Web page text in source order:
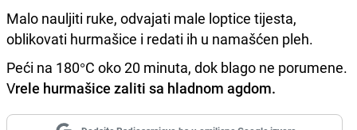
Malo nauljiti ruke, odvajati male loptice tijesta,
oblikovati hurmašice i redati ih u namašćen pleh.
Peći na 180°C oko 20 minuta, dok blago ne porumene.
Vrele hurmašice zaliti sa hladnom agdom.